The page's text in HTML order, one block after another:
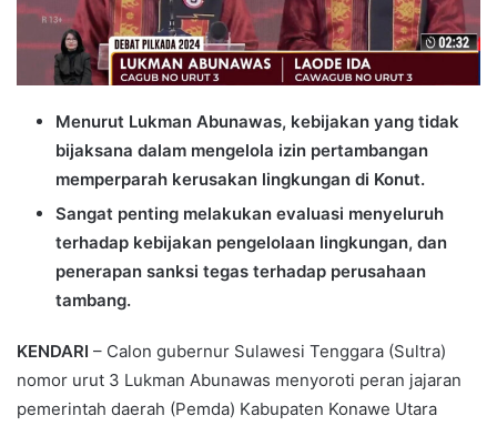
Menurut Lukman Abunawas, kebijakan yang tidak
bijaksana dalam mengelola izin pertambangan
memperparah kerusakan lingkungan di Konut.
Sangat penting melakukan evaluasi menyeluruh
terhadap kebijakan pengelolaan lingkungan, dan
penerapan sanksi tegas terhadap perusahaan
tambang.
KENDARI – Calon gubernur Sulawesi Tenggara (Sultra)
nomor urut 3 Lukman Abunawas menyoroti peran jajaran
pemerintah daerah (Pemda) Kabupaten Konawe Utara